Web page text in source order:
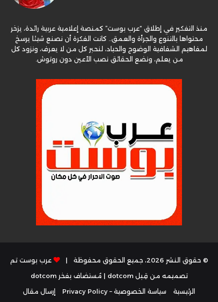
منذ التفكير في إطلاق “عرب بوست” كمنصة إعلامية عربية رائدة، يزخر
محتواها بالتنوع والجرأة والعمق.. كانت الفكرة أن نصنع شيئا يرسخ
لمفاهيم الشفافية الوضوح والحياد، لنحبر كل من لا يعرف، ونزود كل
من يعلم، ونضع الحقائق نصب الأعين دون روتوش.
© حقوق النشر 2026، جميع الحقوق محفوظة |
عرب بوست تم
تصميمه من قِبل dotcom
| مُستضاف بفخرdotcom
الرئيسية
سياسة الخصوصية – Privacy Policy إرسال مقال